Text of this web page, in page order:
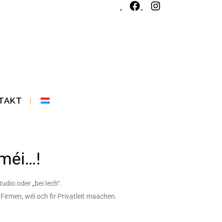
oder „bei Iech“.
wéi och fir Privatleit maachen.